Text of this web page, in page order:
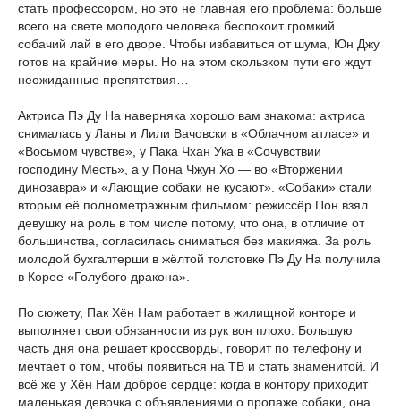
стать профессором, но это не главная его проблема: больше
всего на свете молодого человека беспокоит громкий
собачий лай в его дворе. Чтобы избавиться от шума, Юн Джу
готов на крайние меры. Но на этом скользком пути его ждут
неожиданные препятствия…
Актриса Пэ Ду На наверняка хорошо вам знакома: актриса
снималась у Ланы и Лили Вачовски в «Облачном атласе» и
«Восьмом чувстве», у Пака Чхан Ука в «Сочувствии
господину Месть», а у Пона Чжун Хо — во «Вторжении
динозавра» и «Лающие собаки не кусают». «Собаки» стали
вторым её полнометражным фильмом: режиссёр Пон взял
девушку на роль в том числе потому, что она, в отличие от
большинства, согласилась сниматься без макияжа. За роль
молодой бухгалтерши в жёлтой толстовке Пэ Ду На получила
в Корее «Голубого дракона».
По сюжету, Пак Хён Нам работает в жилищной конторе и
выполняет свои обязанности из рук вон плохо. Большую
часть дня она решает кроссворды, говорит по телефону и
мечтает о том, чтобы появиться на ТВ и стать знаменитой. И
всё же у Хён Нам доброе сердце: когда в контору приходит
маленькая девочка с объявлениями о пропаже собаки, она